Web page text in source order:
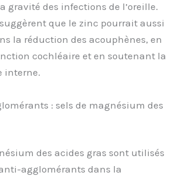
gravité des infections de l’oreille.
que le zinc pourrait aussi
la réduction des acouphènes, en
cochléaire et en soutenant la
interne.
: sels de magnésium des
des acides gras sont utilisés
agglomérants dans la